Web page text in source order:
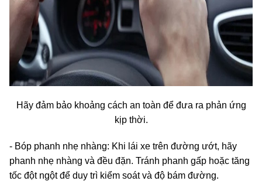
Hãy đảm bảo khoảng cách an toàn để đưa ra phản ứng
kịp thời.
- Bóp phanh nhẹ nhàng: Khi lái xe trên đường ướt, hãy
phanh nhẹ nhàng và đều đặn. Tránh phanh gấp hoặc tăng
tốc đột ngột để duy trì kiểm soát và độ bám đường.